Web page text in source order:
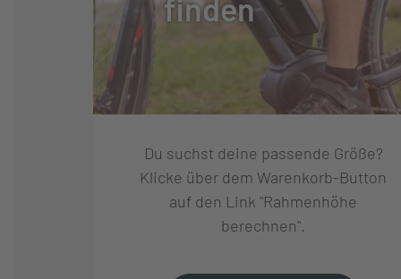
SCHALTUNGSTYP:
SCHALTUNGSHERSTELLE
R:
SHIMANO
SCHALTUNG: SHIMANO
SHIMANO
finden
Du suchst deine passende Größe?
Klicke über dem Warenkorb-Button
auf den Link "Rahmenhöhe
berechnen".